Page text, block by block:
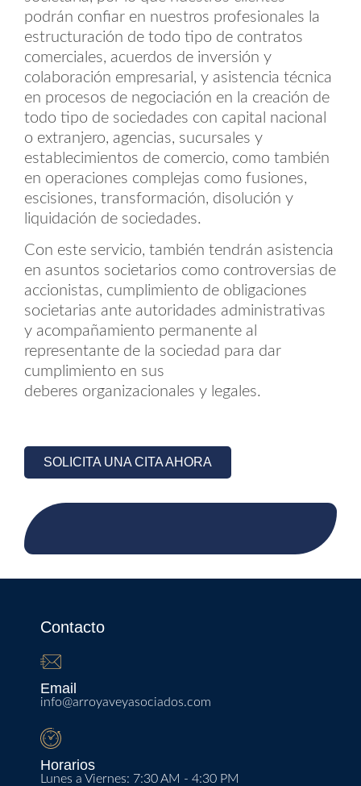
podrán confiar en nuestros profesionales la
estructuración de todo tipo de contratos
comerciales, acuerdos de inversión y
colaboración empresarial, y asistencia técnica
en procesos de negociación en la creación de
todo tipo de sociedades con capital nacional
o extranjero, agencias, sucursales y
establecimientos de comercio, como también
en operaciones complejas como fusiones,
escisiones, transformación, disolución y
liquidación de sociedades.
Con este servicio, también tendrán asistencia
en asuntos societarios como controversias de
accionistas, cumplimiento de obligaciones
societarias ante autoridades administrativas
y acompañamiento permanente al
representante de la sociedad para dar
cumplimiento en sus
deberes organizacionales y legales.
SOLICITA UNA CITA AHORA
Contacto
Email
info@arroyaveyasociados.com
Horarios
Lunes a Viernes: 7:30 AM - 4:30 PM